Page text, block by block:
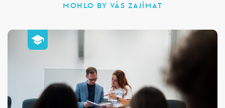
MOHLO BY VÁS ZAJÍMAT